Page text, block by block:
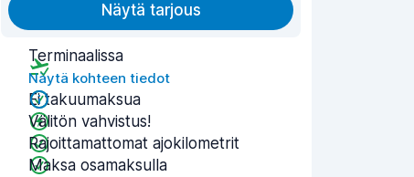
Näytä tarjous
Terminaalissa
Näytä kohteen tiedot
Ei takuumaksua
Välitön vahvistus!
Rajoittamattomat ajokilometrit
Maksa osamaksulla